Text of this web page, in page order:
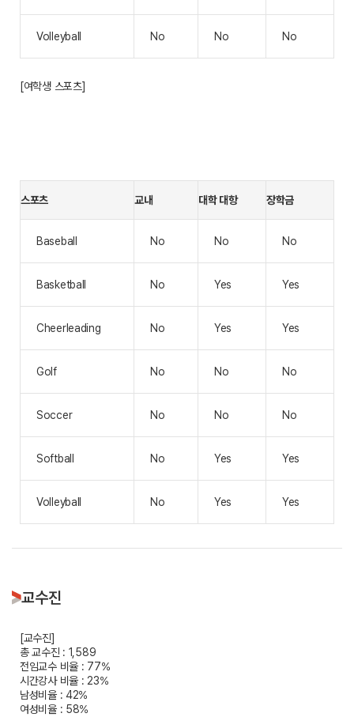
Volleyball No No No
[여학생 스포츠]
스포츠 교내 대학 대항 장학금
Baseball No No No
Basketball No Yes Yes
Cheerleading No Yes Yes
Golf No No No
Soccer No No No
Softball No Yes Yes
Volleyball No Yes Yes
교수진
[교수진]
총 교수진 : 1,589
전임교수 비율 : 77%
시간강사 비율 : 23%
남성비율 : 42%
여성비율 : 58%